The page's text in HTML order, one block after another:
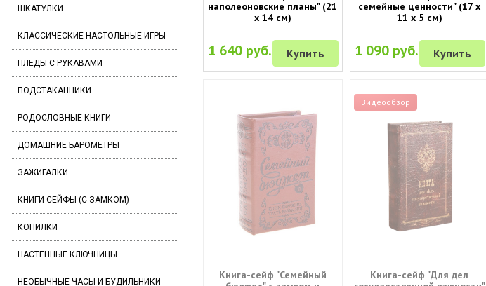
ШКАТУЛКИ
КЛАССИЧЕСКИЕ НАСТОЛЬНЫЕ ИГРЫ
ПЛЕДЫ С РУКАВАМИ
ПОДСТАКАННИКИ
РОДОСЛОВНЫЕ КНИГИ
ДОМАШНИЕ БАРОМЕТРЫ
ЗАЖИГАЛКИ
КНИГИ-СЕЙФЫ (С ЗАМКОМ)
КОПИЛКИ
НАСТЕННЫЕ КЛЮЧНИЦЫ
НЕОБЫЧНЫЕ ЧАСЫ И БУДИЛЬНИКИ
наполеоновские планы" (21
х 14 см)
1 640 руб. Купить
семейные ценности" (17 х
11 х 5 см)
1 090 руб. Купить
Книга-сейф "Семейный
Видеообзор
Книга-сейф "Для дел